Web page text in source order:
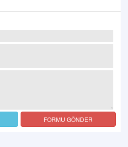
FORMU GÖNDER